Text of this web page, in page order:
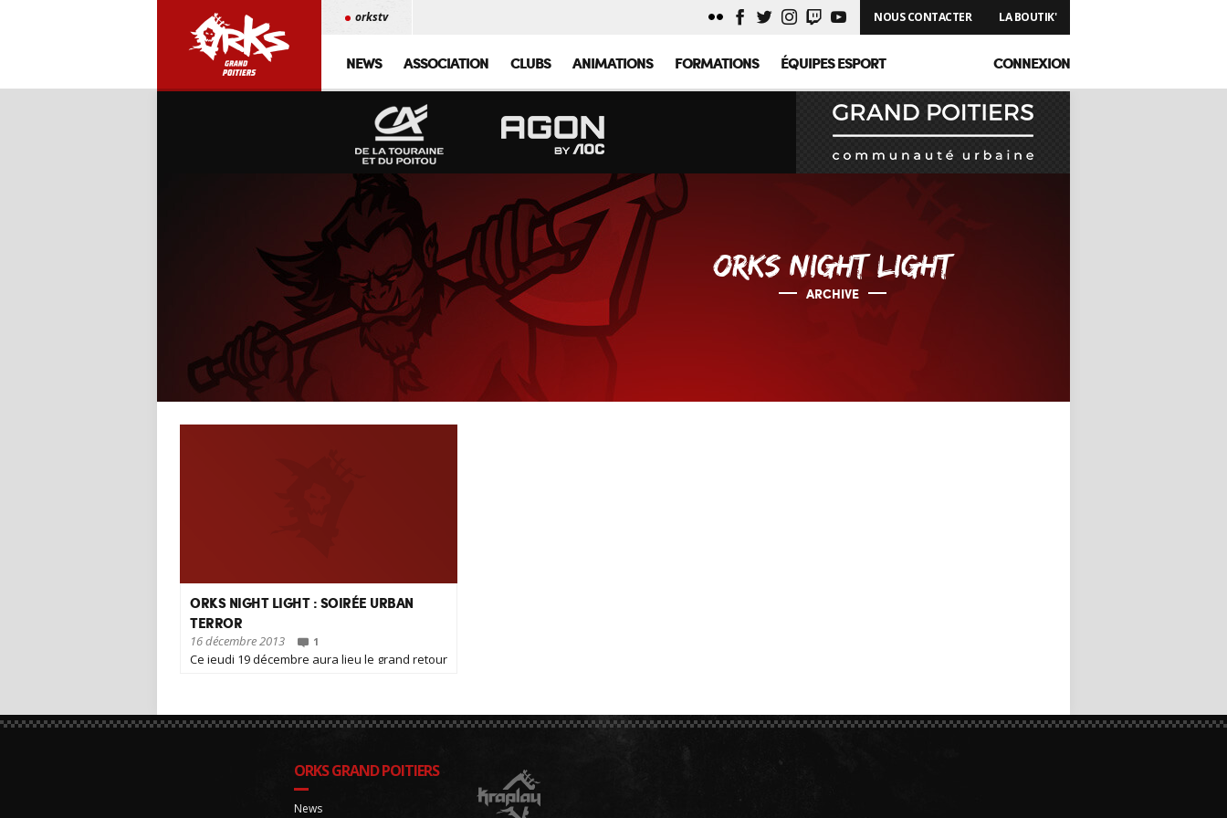
LA BOUTIK'
NOUS CONTACTER
orkstv
NEWS ASSOCIATION CLUBS ANIMATIONS FORMATIONS ÉQUIPES ESPORT CONNEXION
ORKS NIGHT LIGHT
ARCHIVE
ORKS NIGHT LIGHT : SOIRÉE URBAN
TERROR
16 décembre 2013 1
Ce jeudi 19 décembre aura lieu le grand retour
ORKS GRAND POITIERS
News